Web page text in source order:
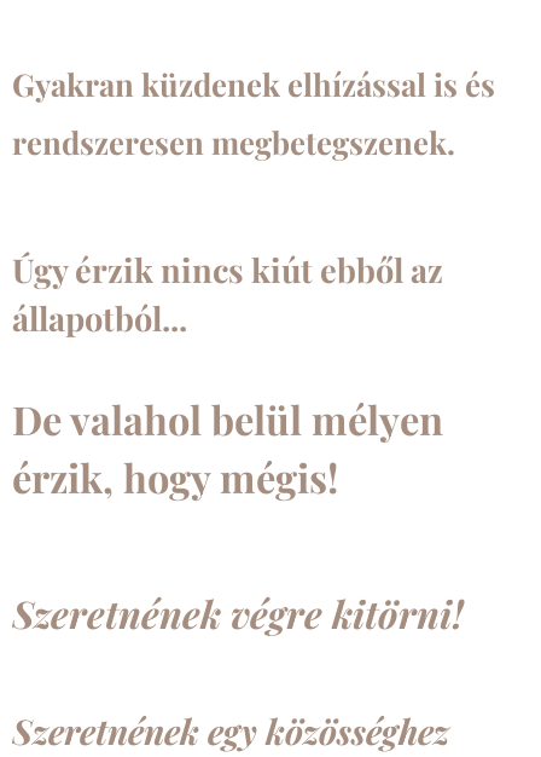
Gyakran küzdenek elhízással is és
rendszeresen megbetegszenek.
Úgy érzik nincs kiút ebből az
állapotból...
De valahol belül mélyen
érzik, hogy mégis!
Szeretnének végre kitörni!
Szeretnének egy közösséghez